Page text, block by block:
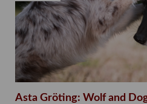
Asta Gröting: Wolf and